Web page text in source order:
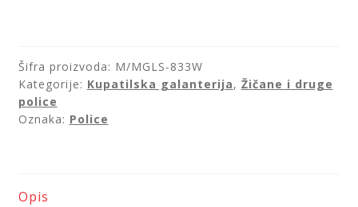
količina
Šifra proizvoda: M/MGLS-833W
Kategorije: Kupatilska galanterija, Žičane i druge
police
Oznaka: Police
Opis